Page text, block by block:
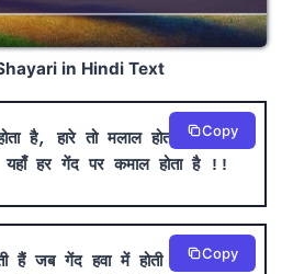
in Hindi Text
है, हारे तो मलाल होता है
हर गेंद पर कमाल होता है !!
Copy
हैं जब गेंद हवा में होती है
Copy